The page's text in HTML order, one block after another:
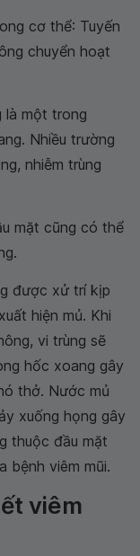
cơ thể: Tuyến
chuyển hoạt
là một trong
Nhiều trường
nhiễm trùng
mặt cũng có thể
được xử trí kịp
hiện mủ. Khi
vi trùng sẽ
hốc xoang gây
thở. Nước mủ
xuống họng gây
thuộc đầu mặt
bệnh viêm mũi.
viêm